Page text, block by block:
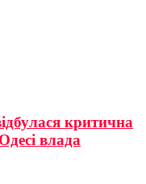
критична
влада